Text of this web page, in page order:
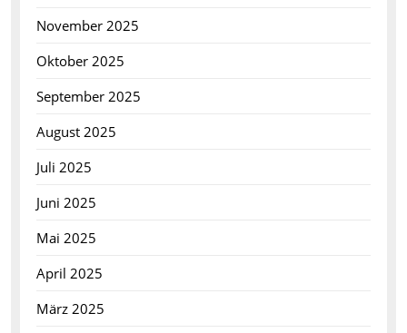
November 2025
Oktober 2025
September 2025
August 2025
Juli 2025
Juni 2025
Mai 2025
April 2025
März 2025